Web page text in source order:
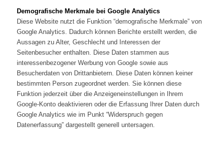
Demografische Merkmale bei Google Analytics
Diese Website nutzt die Funktion “demografische Merkmale” von
Google Analytics. Dadurch können Berichte erstellt werden, die
Aussagen zu Alter, Geschlecht und Interessen der
Seitenbesucher enthalten. Diese Daten stammen aus
interessenbezogener Werbung von Google sowie aus
Besucherdaten von Drittanbietern. Diese Daten können keiner
bestimmten Person zugeordnet werden. Sie können diese
Funktion jederzeit über die Anzeigeneinstellungen in Ihrem
Google-Konto deaktivieren oder die Erfassung Ihrer Daten durch
Google Analytics wie im Punkt “Widerspruch gegen
Datenerfassung” dargestellt generell untersagen.